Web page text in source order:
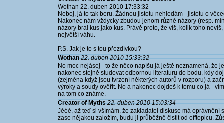
Wothan 22. duben 2010 17:33:32
Neboj, já to tak beru. Žádnou jistotu nehledám - jistotu o
Nakonec nám vždycky zbudou jenom různé názory (resp.
názory bral kus jako kus. Právě proto, že víš, kolik toho
největší váhu.
P.S. Jak je to s tou přezdívkou?
Wothan 22. duben 2010 15:33:32
No moc nejásej - to že něco napíšu já ještě neznamená, že
nakonec stejně studovat odbornou literaturu do bodu, kdy
(zejména když jsou tvrzení některých autorů v rozporu) a
výroky a soudy ověřit. No a nakonec dojdeš k tomu co já -
na tom co známe.
Creator of Myths 22. duben 2010 15:03:34
Jééé, až teď si všímám, že zakladatel diskuse má oprávnění
zase nějakou založím, budu ji průběžně čistit od offtopicu.